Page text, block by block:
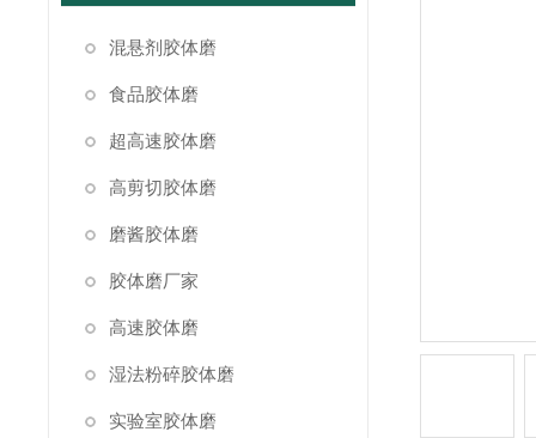
混悬剂胶体磨
食品胶体磨
超高速胶体磨
高剪切胶体磨
磨酱胶体磨
胶体磨厂家
高速胶体磨
湿法粉碎胶体磨
实验室胶体磨